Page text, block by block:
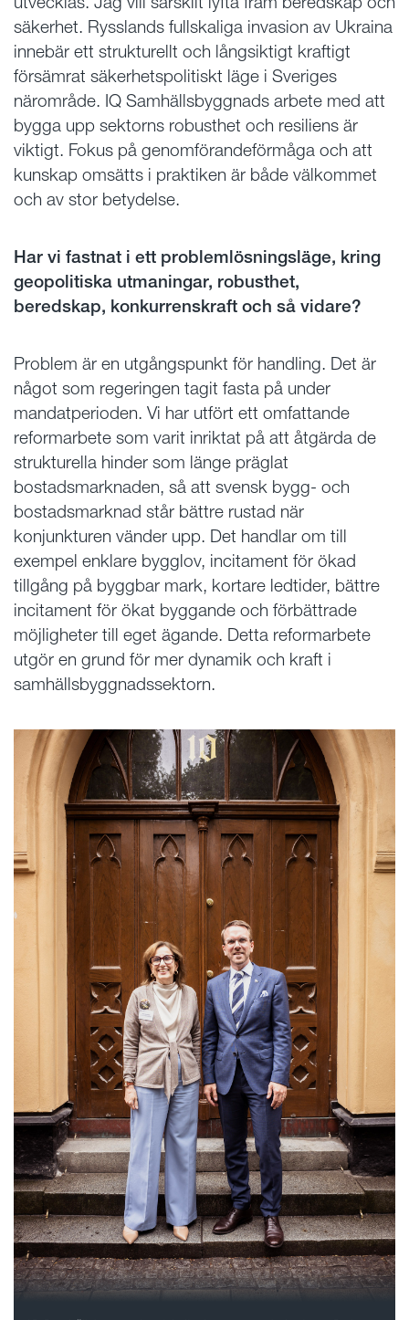
säkerhet. Rysslands fullskaliga invasion av Ukraina
innebär ett strukturellt och långsiktigt kraftigt
försämrat säkerhetspolitiskt läge i Sveriges
närområde. IQ Samhällsbyggnads arbete med att
bygga upp sektorns robusthet och resiliens är
viktigt. Fokus på genomförandeförmåga och att
kunskap omsätts i praktiken är både välkommet
och av stor betydelse.
Har vi fastnat i ett problemlösningsläge, kring
geopolitiska utmaningar, robusthet,
beredskap, konkurrenskraft och så vidare?
Problem är en utgångspunkt för handling. Det är
något som regeringen tagit fasta på under
mandatperioden. Vi har utfört ett omfattande
reformarbete som varit inriktat på att åtgärda de
strukturella hinder som länge präglat
bostadsmarknaden, så att svensk bygg- och
bostadsmarknad står bättre rustad när
konjunkturen vänder upp. Det handlar om till
exempel enklare bygglov, incitament för ökad
tillgång på byggbar mark, kortare ledtider, bättre
incitament för ökat byggande och förbättrade
möjligheter till eget ägande. Detta reformarbete
utgör en grund för mer dynamik och kraft i
samhällsbyggnadssektorn.